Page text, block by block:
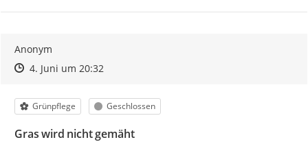
Anonym
Zeitpunkt des Erstellens
Zeitpunkt des Erstellens
4. Juni um 20:32Zur Äußerung
Kategorie
Grünpflege Status
Geschlossen
Gras wird nicht gemäht